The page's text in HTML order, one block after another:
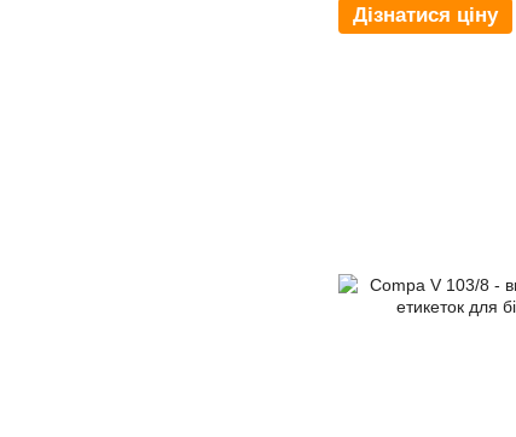
Дізнатися ціну